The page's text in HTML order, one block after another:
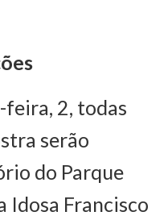
2, todas
serão
do Parque
Idosa Francisco